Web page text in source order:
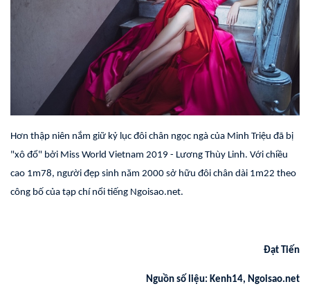
Hơn thập niên nắm giữ kỷ lục đôi chân ngọc ngà của Minh Triệu đã bị
"xô đổ" bởi Miss World Vietnam 2019 - Lương Thùy Linh. Với chiều
cao 1m78, người đẹp sinh năm 2000 sở hữu đôi chân dài 1m22 theo
công bố của tạp chí nổi tiếng Ngoisao.net.
Đạt Tiến
Nguồn số liệu: Kenh14, Ngoisao.net